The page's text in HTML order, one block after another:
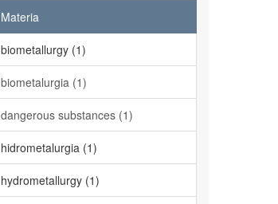
Materia
biometallurgy (1)
biometalurgia (1)
dangerous substances (1)
hidrometalurgia (1)
hydrometallurgy (1)